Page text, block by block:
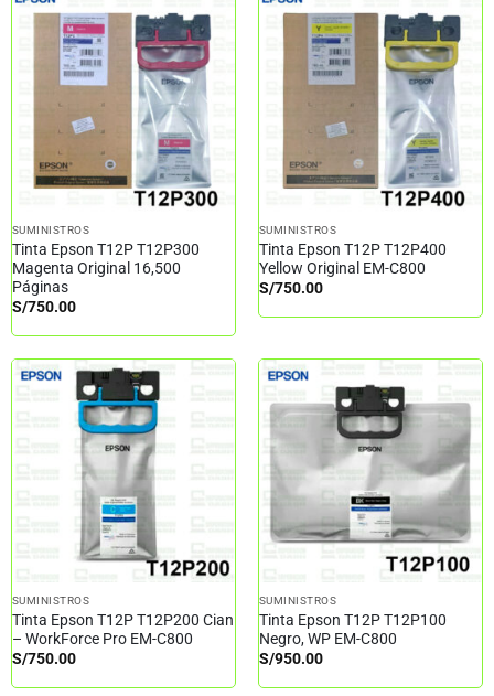
SUMINISTROS
Tinta Epson T12P T12P300
Magenta Original 16,500
Páginas
S/750.00
SUMINISTROS
Tinta Epson T12P T12P400
Yellow Original EM-C800
S/750.00
SUMINISTROS
Tinta Epson T12P T12P200 Cian
– WorkForce Pro EM-C800
S/750.00
SUMINISTROS
Tinta Epson T12P T12P100
Negro, WP EM-C800
S/950.00